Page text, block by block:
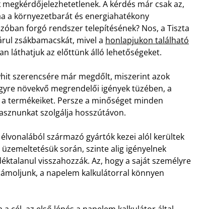
A kérdés már csak az,
a környezetbarát és energiahatékony
forgó rendszer telepítésének? Nos, a Tiszta
zsákbamacskát, mivel a honlapjukon található
láthatjuk az előttünk álló lehetőségeket.
szerencsére már megdőlt, miszerint azok
növekvő megrendelői igények tüzében, a
termékeiket. Persze a minőséget minden
szolgálja hosszútávon.
származó gyártók kezei alól kerültek
során, szinte alig igényelnek
visszahozzák. Az, hogy a saját személyre
a napelem kalkulátorral könnyen